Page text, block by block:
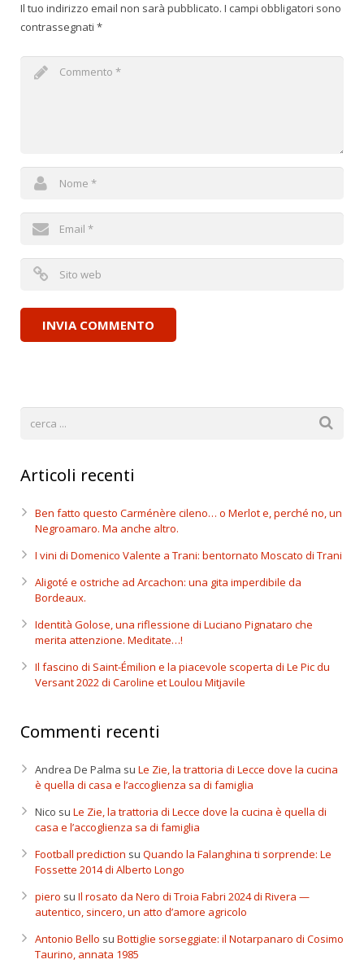
Il tuo indirizzo email non sarà pubblicato. I campi obbligatori sono
contrassegnati *
Articoli recenti
Ben fatto questo Carménère cileno… o Merlot e, perché no, un
Negroamaro. Ma anche altro.
I vini di Domenico Valente a Trani: bentornato Moscato di Trani
Aligoté e ostriche ad Arcachon: una gita imperdibile da
Bordeaux.
Identità Golose, una riflessione di Luciano Pignataro che
merita attenzione. Meditate…!
Il fascino di Saint-Émilion e la piacevole scoperta di Le Pic du
Versant 2022 di Caroline et Loulou Mitjavile
Commenti recenti
Andrea De Palma su Le Zie, la trattoria di Lecce dove la cucina
è quella di casa e l’accoglienza sa di famiglia
Nico su Le Zie, la trattoria di Lecce dove la cucina è quella di
casa e l’accoglienza sa di famiglia
Football prediction su Quando la Falanghina ti sorprende: Le
Fossette 2014 di Alberto Longo
piero su Il rosato da Nero di Troia Fabri 2024 di Rivera —
autentico, sincero, un atto d’amore agricolo
Antonio Bello su Bottiglie sorseggiate: il Notarpanaro di Cosimo
Taurino, annata 1985